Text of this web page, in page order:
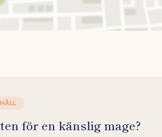
för en känslig mage?